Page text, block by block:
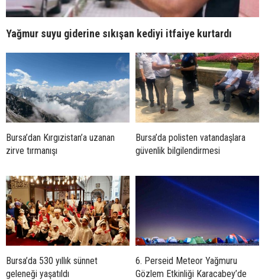
Yağmur suyu giderine sıkışan kediyi itfaiye kurtardı
Bursa’dan Kırgızistan’a uzanan
zirve tırmanışı
Bursa’da polisten vatandaşlara
güvenlik bilgilendirmesi
Bursa’da 530 yıllık sünnet
geleneği yaşatıldı
6. Perseid Meteor Yağmuru
Gözlem Etkinliği Karacabey’de